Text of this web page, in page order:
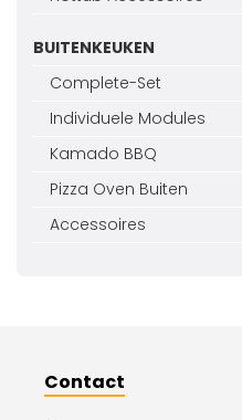
BUITENKEUKEN
Complete-Set
Individuele Modules
Kamado BBQ
Pizza Oven Buiten
Accessoires
Contact